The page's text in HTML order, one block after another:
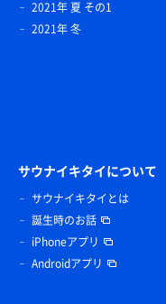
2021年 夏 その1
2021年 冬
サウナイキタイについて
サウナイキタイとは
誕生時のお話
iPhoneアプリ
Androidアプリ